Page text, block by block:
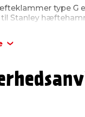
type G
til Stanley
stk. i en pakke.